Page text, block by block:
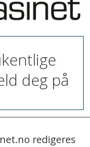
deg på
redigeres